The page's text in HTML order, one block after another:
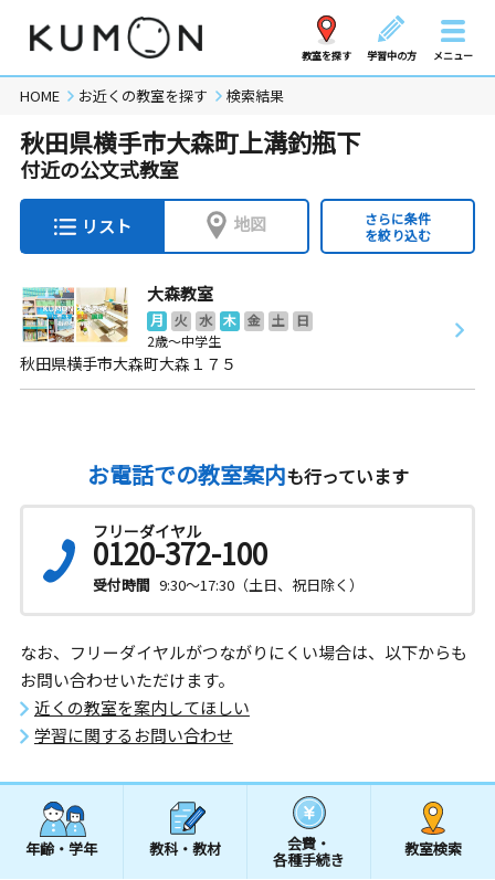
教室を探す 学習中の方 メニュー
HOME お近くの教室を探す 検索結果
秋田県横手市大森町上溝釣瓶下
付近の公文式教室
リスト 地図
さらに条件
を絞り込む
大森教室
月 火 水 木 金 土
日
2歳～中学生
秋田県横手市大森町大森１７５
お電話での教室案内も行っています
フリーダイヤル
0120-372-100
受付時間 9:30～17:30（土日、祝日除く）
なお、フリーダイヤルがつながりにくい場合は、以下からも
お問い合わせいただけます。
近くの教室を案内してほしい
学習に関するお問い合わせ
年齢・学年 教科・教材 会費・
各種手続き
教室検索